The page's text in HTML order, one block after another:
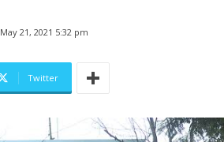
May 21, 2021 5:32 pm
Twitter